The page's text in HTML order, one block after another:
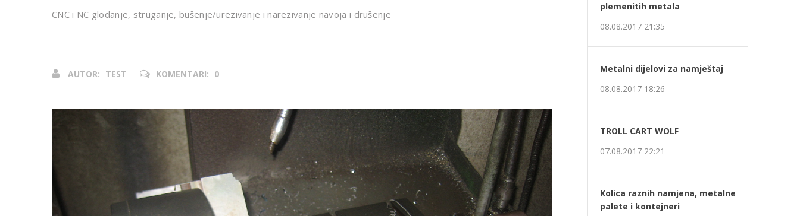
CNC i NC glodanje, struganje, bušenje/urezivanje i narezivanje navoja i drušenje
AUTOR: TEST KOMENTARI: 0
Prethodna Sljedeća
plemenitih metala
08.08.2017 21:35
Metalni dijelovi za namještaj
08.08.2017 18:26
TROLL CART WOLF
07.08.2017 22:21
Kolica raznih namjena, metalne
palete i kontejneri